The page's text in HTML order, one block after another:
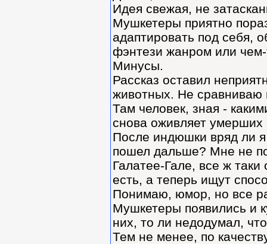
Идея свежая, не
Мушкетеры приятно
адаптировать под себя,
фэнтези жанром или
Минусы.
Рассказ оставил
животных. Не сравниваю
Там человек, зная -
снова оживляет умерших
После индюшки вряд ли
пошел дальше? Мне не
Галатее-Гале, все ж
есть, а теперь ищут
Понимаю, юмор, но все
Мушкетеры появились и
них, то ли недодумал,
Тем не менее, по